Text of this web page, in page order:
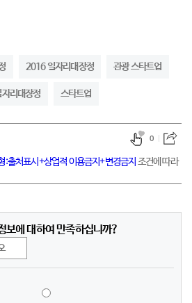
2016 일자리대장정 관광 스타트업
리대장정 스타트업
:출처표시+상업적 이용금지+변경금지 조건에 따라
0
보에 대하여 만족하십니까?